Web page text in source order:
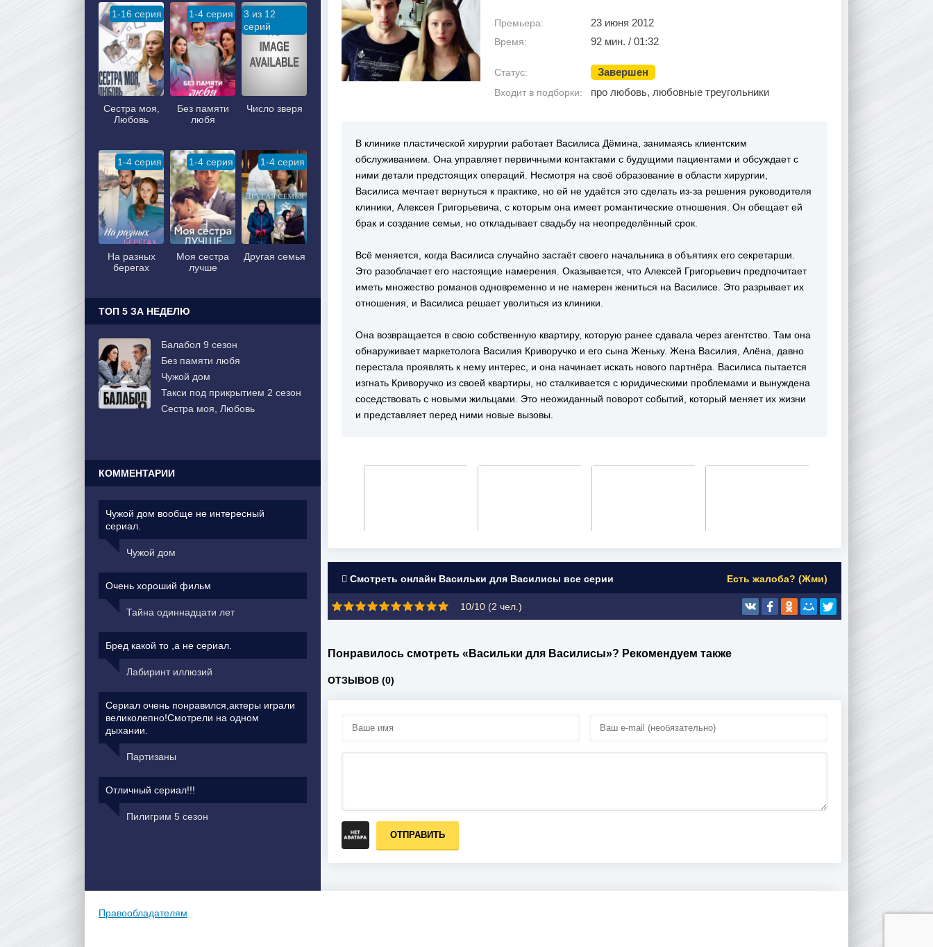
Премьера: 23 июня 2012
Время: 92 мин. / 01:32
Статус: Завершен
Входит в подборки: про любовь, любовные треугольники
В клинике пластической хирургии работает Василиса Дёмина, занимаясь клиентским
обслуживанием. Она управляет первичными контактами с будущими пациентами и обсуждает с
ними детали предстоящих операций. Несмотря на своё образование в области хирургии,
Василиса мечтает вернуться к практике, но ей не удаётся это сделать из-за решения руководителя
клиники, Алексея Григорьевича, с которым она имеет романтические отношения. Он обещает ей
брак и создание семьи, но откладывает свадьбу на неопределённый срок.
Всё меняется, когда Василиса случайно застаёт своего начальника в объятиях его секретарши.
Это разоблачает его настоящие намерения. Оказывается, что Алексей Григорьевич предпочитает
иметь множество романов одновременно и не намерен жениться на Василисе. Это разрывает их
отношения, и Василиса решает уволиться из клиники.
Она возвращается в свою собственную квартиру, которую ранее сдавала через агентство. Там она
обнаруживает маркетолога Василия Криворучко и его сына Женьку. Жена Василия, Алёна, давно
перестала проявлять к нему интерес, и она начинает искать нового партнёра. Василиса пытается
изгнать Криворучко из своей квартиры, но сталкивается с юридическими проблемами и вынуждена
соседствовать с новыми жильцами. Это неожиданный поворот событий, который меняет их жизни
и представляет перед ними новые вызовы.
Смотреть онлайн Васильки для Василисы все серии Есть жалоба? (Жми)
10/10 (2 чел.)
Понравилось смотреть «Васильки для Василисы»? Рекомендуем также
ОТЗЫВОВ (0)
ОТПРАВИТЬ
1-16 серия
Сестра моя,
Любовь
1-4 серия
Без памяти
любя
3 из 12
серий
Число зверя
1-4 серия
На разных
берегах
1-4 серия
Моя сестра
лучше
1-4 серия
Другая семья
ТОП 5 ЗА НЕДЕЛЮ
Балабол 9 сезон
Без памяти любя
Чужой дом
Такси под прикрытием 2 сезон
Сестра моя, Любовь
КОММЕНТАРИИ
Чужой дом вообще не интересный
сериал.
Чужой дом
Очень хороший фильм
Тайна одиннадцати лет
Бред какой то ,а не сериал.
Лабиринт иллюзий
Сериал очень понравился,актеры играли
великолепно!Смотрели на одном
дыхании.
Партизаны
Отличный сериал!!!
Пилигрим 5 сезон
Правообладателям